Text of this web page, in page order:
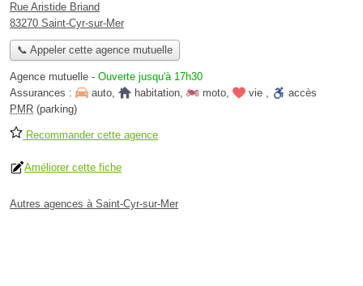
Rue Aristide Briand
83270 Saint-Cyr-sur-Mer
📞 Appeler cette agence mutuelle
Agence mutuelle - Ouverte jusqu'à 17h30
Assurances :
auto, habitation, moto, vie ,
accès
PMR (parking)
Recommander cette agence
Améliorer cette fiche
Autres agences à Saint-Cyr-sur-Mer